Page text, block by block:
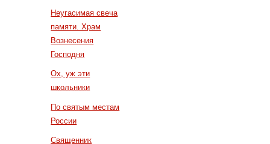
Неугасимая свеча
памяти. Храм
Вознесения
Господня
Ох, уж эти
школьники
По святым местам
России
Священник